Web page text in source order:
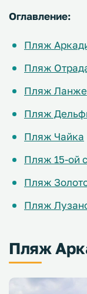
Оглавление:
Пляж
Пляж
Пляж
Пляж
Пляж Чайка
Пляж 15-ой
Пляж
Пляж
Пляж